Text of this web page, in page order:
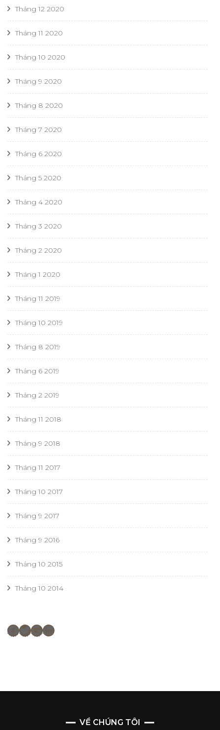
Tháng 12 2020
Tháng 11 2020
Tháng 10 2020
Tháng 9 2020
Tháng 8 2020
Tháng 7 2020
Tháng 6 2020
Tháng 5 2020
Tháng 4 2020
Tháng 3 2020
Tháng 2 2020
Tháng 1 2020
Tháng 11 2019
Tháng 10 2019
Tháng 8 2019
Tháng 6 2019
Tháng 2 2019
Tháng 11 2018
Tháng 9 2018
Tháng 11 2017
Tháng 10 2017
Tháng 9 2017
Tháng 9 2016
Tháng 10 2015
Tháng 10 2014
Facebook
Twitter
Google
LinkedIn
VỀ CHÚNG TÔI